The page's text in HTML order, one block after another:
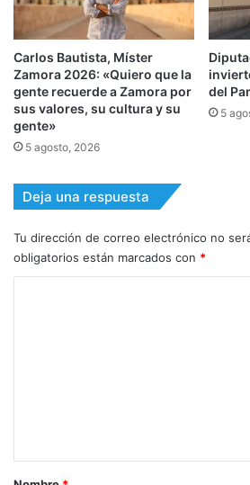
Carlos Bautista, Míster
Zamora 2026: «Quiero que la
gente recuerde a Zamora por
sus valores, su cultura y su
gente»
5 agosto, 2026
del
5
Deja una respuesta
Tu dirección de correo electrónico no
obligatorios están marcados con *
r